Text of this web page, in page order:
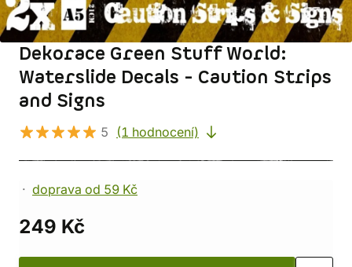
Dekorace Green Stuff World:
Waterslide Decals - Caution Strips
and Signs
5 (1 hodnocení)
doprava od 59 Kč
249 Kč